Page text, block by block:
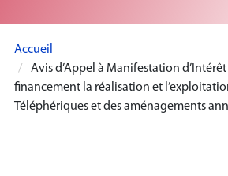
Accueil
Avis d’Appel à Manifestation
financement la réalisation et
Téléphériques et des aménagements